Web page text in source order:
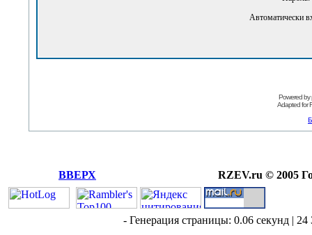
Автоматически
Powered by
Adapted for
ВВЕРХ RZEV.ru © 2005
- Генерация страницы: 0.06 секунд |